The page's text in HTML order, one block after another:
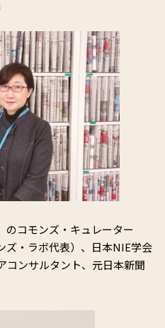
コモンズ・キュレーター
ズ・ラボ代表）、日本NIE学会
コンサルタント、元日本新聞